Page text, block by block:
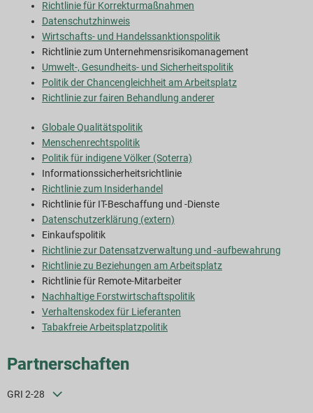
Richtlinie für Korrekturmaßnahmen
Datenschutzhinweis
Wirtschafts- und Handelssanktionspolitik
Richtlinie zum Unternehmensrisikomanagement
Umwelt-, Gesundheits- und Sicherheitspolitik
Politik der Chancengleichheit am Arbeitsplatz
Richtlinie zur fairen Behandlung anderer
Globale Qualitätspolitik
Menschenrechtspolitik
Politik für indigene Völker (Soterra)
Informationssicherheitsrichtlinie
Richtlinie zum Insiderhandel
Richtlinie für IT-Beschaffung und -Dienste
Datenschutzerklärung (extern)
Einkaufspolitik
Richtlinie zur Datensatzverwaltung und -aufbewahrung
Richtlinie zu Beziehungen am Arbeitsplatz
Richtlinie für Remote-Mitarbeiter
Nachhaltige Forstwirtschaftspolitik
Verhaltenskodex für Lieferanten
Tabakfreie Arbeitsplatzpolitik
Partnerschaften
GRI 2-28